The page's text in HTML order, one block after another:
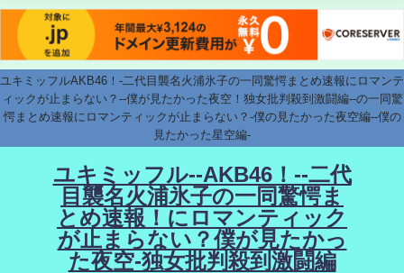
ユキミッフルAKB46！-二代目襲名火浦氷子の一同驚愕まとめ速報にロマンテ
ィックが止まらない？--僕が見たかった夜空！独女批判殺到激闘編--の一同驚
愕まとめ速報にロマンティックが止まらない？-僕の見たかった夜空編--僕の
見たかった星空編-
ユキミッフル--AKB46！--二代
目襲名火浦氷子の一同驚愕ま
とめ速報！にロマンティック
が止まらない？僕が見たかっ
た夜空-独女批判殺到激闘編